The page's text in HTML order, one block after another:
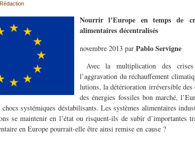
Nourrir l’Europe en temps de
alimentaires décentralisés
novembre 2013 par Pablo Servigne
Avec la mul­ti­pli­ca­tion des crises
l’aggravation du réchauf­fe­ment
lu­tions, la détéri­o­ra­tion irréversible des
des éner­gies fos­siles bon marché,
chocs sys­témiques désta­bil­isants. Les sys­tèmes ali­men­taires
se main­tenir en l’état ou risquent-ils de subir d’importantes
en Europe pourrait-elle être ainsi remise en cause ?